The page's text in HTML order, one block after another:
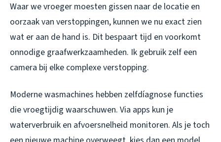
Waar we vroeger moesten gissen naar de locatie en
oorzaak van verstoppingen, kunnen we nu exact zien
wat er aan de hand is. Dit bespaart tijd en voorkomt
onnodige graafwerkzaamheden. Ik gebruik zelf een
camera bij elke complexe verstopping.
Moderne wasmachines hebben zelfdíagnose functies
die vroegtijdig waarschuwen. Via apps kun je
waterverbruik en afvoersnelheid monitoren. Als je toch